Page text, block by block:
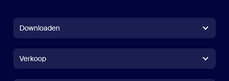
Downloaden
Zoom Rooms-appZoom Rooms-app
Verkoop